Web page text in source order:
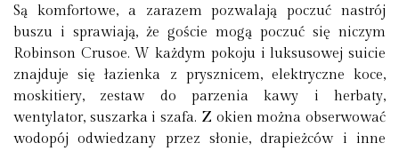
Są komfortowe, a zarazem pozwalają poczuć nastrój
buszu i sprawiają, że goście mogą poczuć się niczym
Robinson Crusoe. W każdym pokoju i luksusowej suicie
znajduje się łazienka z prysznicem, elektryczne koce,
moskitiery, zestaw do parzenia kawy i herbaty,
wentylator, suszarka i szafa. Z okien można obserwować
wodopój odwiedzany przez słonie, drapieżców i inne